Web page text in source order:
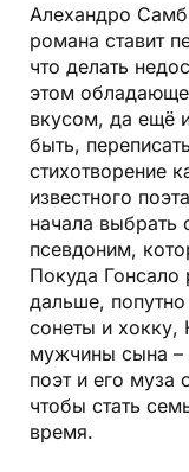
Алехандро
романа ставит
что делать
этом
вкусом, да ещё
быть,
стихотворение
известного
начала выбрать
псевдоним,
Покуда Гонсало
дальше, попутно
сонеты и хокку,
мужчины сына –
поэт и его муза
чтобы стать
время.